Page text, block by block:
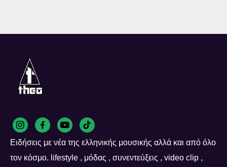
Ειδήσεις με νέα της ελληνικής μουσικής αλλά και από όλο
τον κόσμο. lifestyle , μόδας , συνεντεύξεις , video clip ,